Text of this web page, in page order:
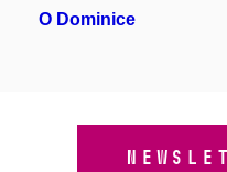
O Dominice